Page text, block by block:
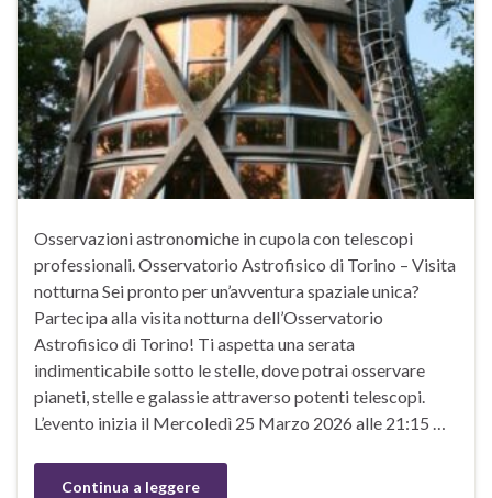
Osservazioni astronomiche in cupola con telescopi
professionali. Osservatorio Astrofisico di Torino – Visita
notturna Sei pronto per un’avventura spaziale unica?
Partecipa alla visita notturna dell’Osservatorio
Astrofisico di Torino! Ti aspetta una serata
indimenticabile sotto le stelle, dove potrai osservare
pianeti, stelle e galassie attraverso potenti telescopi.
L’evento inizia il Mercoledì 25 Marzo 2026 alle 21:15 …
Continua a leggere